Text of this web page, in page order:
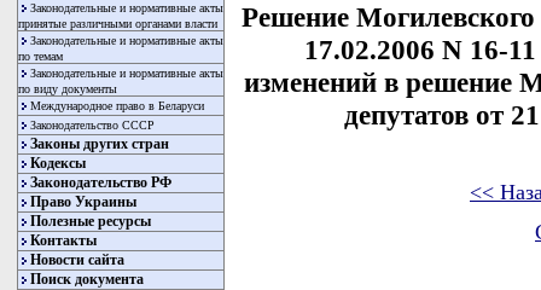
Законодательные и нормативные акты
принятые различными органами власти
Законодательные и нормативные акты
по темам
Законодательные и нормативные акты
по виду документы
Международное право в Беларуси
Законодательство СССР
Законы других стран
Кодексы
Законодательство РФ
Право Украины
Полезные ресурсы
Контакты
Новости сайта
Поиск документа
Решение Могилевского
17.02.2006 N 16-
изменений в решение
депутатов от
<<